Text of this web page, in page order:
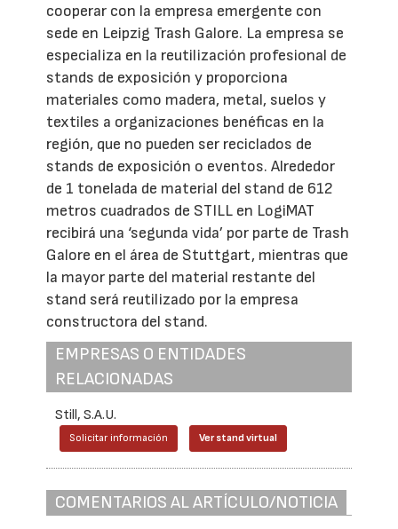
cooperar con la empresa emergente con
sede en Leipzig Trash Galore. La empresa se
especializa en la reutilización profesional de
stands de exposición y proporciona
materiales como madera, metal, suelos y
textiles a organizaciones benéficas en la
región, que no pueden ser reciclados de
stands de exposición o eventos. Alrededor
de 1 tonelada de material del stand de 612
metros cuadrados de STILL en LogiMAT
recibirá una ‘segunda vida’ por parte de Trash
Galore en el área de Stuttgart, mientras que
la mayor parte del material restante del
stand será reutilizado por la empresa
constructora del stand.
EMPRESAS O ENTIDADES
RELACIONADAS
Still, S.A.U.
Solicitar información Ver stand virtual
COMENTARIOS AL ARTÍCULO/NOTICIA